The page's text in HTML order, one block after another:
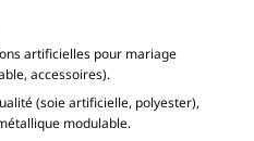
artificielles pour mariage
accessoires).
(soie artificielle, polyester),
modulable.